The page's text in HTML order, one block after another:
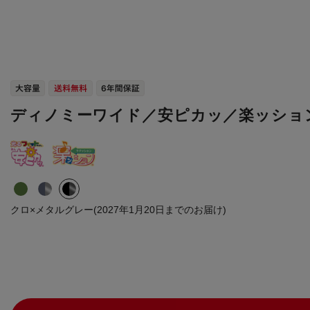
ディノミーワイド／安ピカッ／楽ッショ
クロ×メタルグレー(2027年1月20日までのお届け)